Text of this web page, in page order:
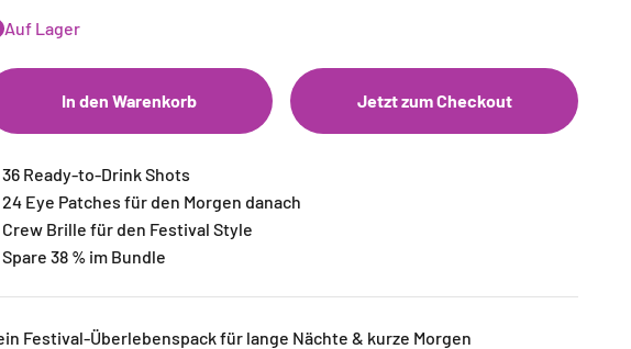
Auf Lager
In den Warenkorb Jetzt zum Checkout
Ready-to-Drink Shots
Eye Patches für den Morgen danach
Brille für den Festival Style
38 % im Bundle
Festival-Überlebenspack für lange Nächte & kurze Morgen